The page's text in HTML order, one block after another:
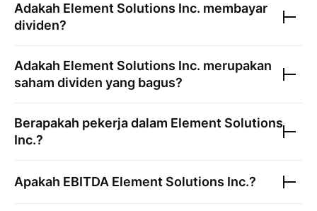
Adakah Element Solutions Inc. membayar
dividen?
Adakah Element Solutions Inc. merupakan
saham dividen yang bagus?
Berapakah pekerja dalam Element Solutions
Inc.?
Apakah EBITDA Element Solutions Inc.?